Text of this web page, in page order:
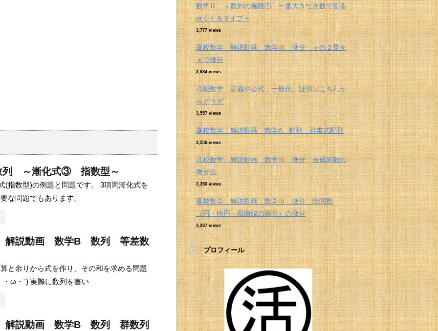
～漸化式③ 指数型～
(指数型)の例題と問題です。 3項間漸化式を
な問題でもあります。
解説動画 数学B 数列 等差数
と余りから式を作り、その和を求める問題
・ω・´) 実際に数列を書い
解説動画 数学B 数列 群数列
数学Ⅲ ～数列の極限① 一番大きな次数で割る
orくくるタイプ～
3,777 views
高校数学 解説動画 数学Ⅲ 微分 ｙの２乗を
ｘで微分
3,684 views
高校数学 定義や公式、一般化、証明はこちらか
らどうぞ
3,557 views
高校数学 解説動画 数学A 順列 辞書式配列
3,556 views
高校数学 解説動画 数学Ⅲ 微分 合成関数の
微分法
3,350 views
高校数学 解説動画 数学Ⅲ 微分 陰関数
（円・楕円・双曲線の微分）の微分
3,287 views
プロフィール